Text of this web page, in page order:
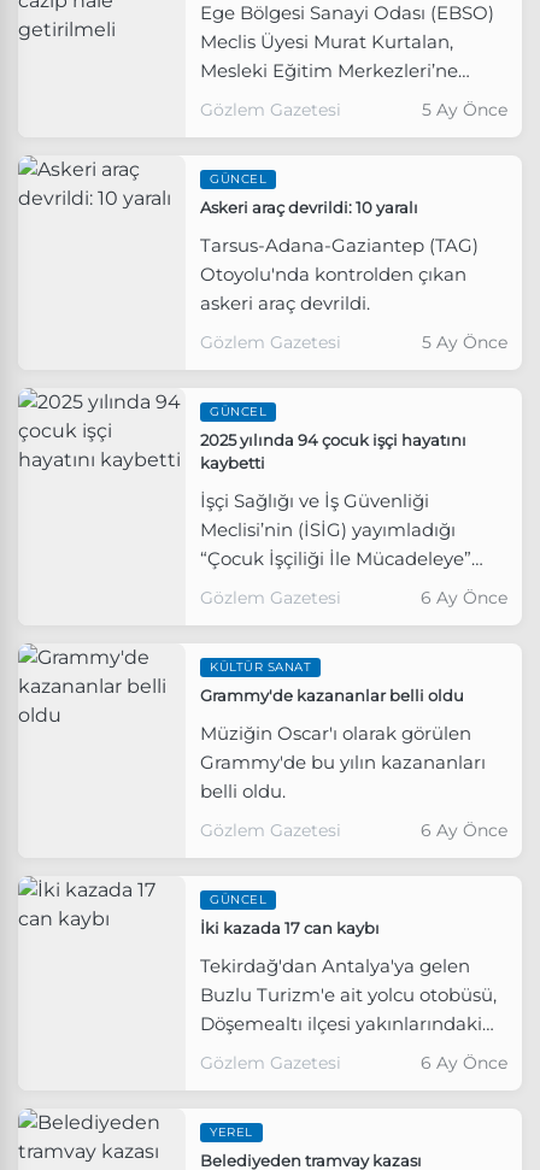
Ege Bölgesi Sanayi Odası (EBSO)
Meclis Üyesi Murat Kurtalan,
Mesleki Eğitim Merkezleri’ne
(MESEM) yönelik tartışmalara
MESEM’lerde yaşanan iş kazaları
üzerinden yürütülen tartışmaların
gerçeği yansıtmadığını belirten
Kurtalan, “Şehir efsanesi
üzerinden konuşuyoruz. Laf uçar,
rakam kalır.” dedi.
Gözlem Gazetesi 5 Ay Önce
GÜNCEL
Askeri araç devrildi: 10 yaralı
Tarsus-Adana-Gaziantep (TAG)
Otoyolu'nda kontrolden çıkan
askeri araç devrildi.
Gözlem Gazetesi 5 Ay Önce
GÜNCEL
2025 yılında 94 çocuk işçi hayatını
kaybetti
İşçi Sağlığı ve İş Güvenliği
Meclisi’nin (İSİG) yayımladığı
“Çocuk İşçiliği İle Mücadeleye”
başlıklı rapor, Türkiye’de çocuk
Gözlem Gazetesi 6 Ay Önce
KÜLTÜR SANAT
Grammy'de kazananlar belli oldu
Müziğin Oscar'ı olarak görülen
Grammy'de bu yılın kazananları
belli oldu.
Gözlem Gazetesi 6 Ay Önce
GÜNCEL
İki kazada 17 can kaybı
Tekirdağ'dan Antalya'ya gelen
Buzlu Turizm'e ait yolcu otobüsü,
Döşemealtı ilçesi yakınlarındaki
Antalya Kuzey Çevreyolu'nda
Gözlem Gazetesi 6 Ay Önce
YEREL
Belediyeden tramvay kazası